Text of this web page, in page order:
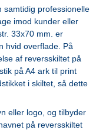
samtidig professionelle
imod kunder eller
33x70 mm. er
hvid overflade. På
af reversskiltet på
på A4 ark til print
i skiltet, så dette
eller logo, og tilbyder
på reversskiltet